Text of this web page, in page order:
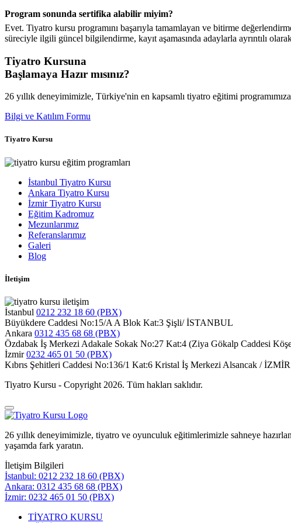
Program sonunda sertifika alabilir miyim?
Evet. Tiyatro kursu programını başarıyla tamamlayan ve bitirme
süreciyle ilgili güncel bilgilendirme, kayıt aşamasında adaylarla ayrıntılı olarak
Tiyatro Kursuna
Başlamaya Hazır mısınız?
26 yıllık deneyimimizle, Türkiye'nin en kapsamlı tiyatro eğitimi
Bilgi ve Katılım Formu
Tiyatro Kursu
İstanbul Tiyatro Kursu
Ankara Tiyatro Kursu
İzmir Tiyatro Kursu
Eğitim Kadromuz
Mezunlarımız
Referanslarımız
Galeri
Blog
İletişim
İstanbul 0212 232 18 60 (PBX)
Büyükdere Caddesi No:15/A A Blok Kat:3 Şişli/ İSTANBUL
Ankara 0312 435 68 68 (PBX)
Özdabak İş Merkezi Adakale Sokak No:27 Kat:4 (Ziya Gökalp Caddesi
İzmir 0232 465 01 50 (PBX)
Kıbrıs Şehitleri Caddesi No:136/1 Kat:6 Kristal İş Merkezi Alsancak / İZMİR
Tiyatro Kursu - Copyright 2026. Tüm hakları saklıdır.
26 yıllık deneyimimizle, tiyatro ve oyunculuk eğitimlerimizle sahneye
yaşamda fark yaratın.
İletişim Bilgileri
İstanbul: 0212 232 18 60 (PBX)
Ankara: 0312 435 68 68 (PBX)
İzmir: 0232 465 01 50 (PBX)
TİYATRO KURSU